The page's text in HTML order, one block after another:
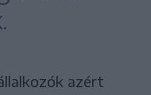
azért